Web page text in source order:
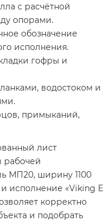
с расчётной
опорами.
обозначение
исполнения.
гофры и
водостоком и
примыканий,
лист
рабочей
МП20, ширину 1100
исполнение «Viking E
корректно
и подобрать